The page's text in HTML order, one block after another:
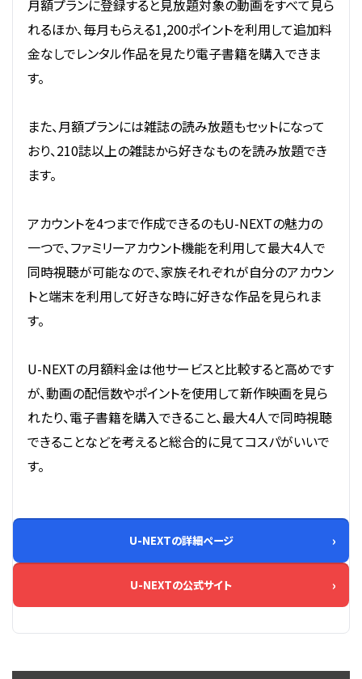
月額プランに登録すると見放題対象の動画をすべて見ら
れるほか、毎月もらえる1,200ポイントを利用して追加料
金なしでレンタル作品を見たり電子書籍を購入できま
す。
また、月額プランには雑誌の読み放題もセットになって
おり、210誌以上の雑誌から好きなものを読み放題でき
ます。
アカウントを4つまで作成できるのもU-NEXTの魅力の
一つで、ファミリーアカウント機能を利用して最大4人で
同時視聴が可能なので、家族それぞれが自分のアカウン
トと端末を利用して好きな時に好きな作品を見られま
す。
U-NEXTの月額料金は他サービスと比較すると高めです
が、動画の配信数やポイントを使用して新作映画を見ら
れたり、電子書籍を購入できること、最大4人で同時視聴
できることなどを考えると総合的に見てコスパがいいで
す。
U-NEXTの詳細ページ
U-NEXTの公式サイト